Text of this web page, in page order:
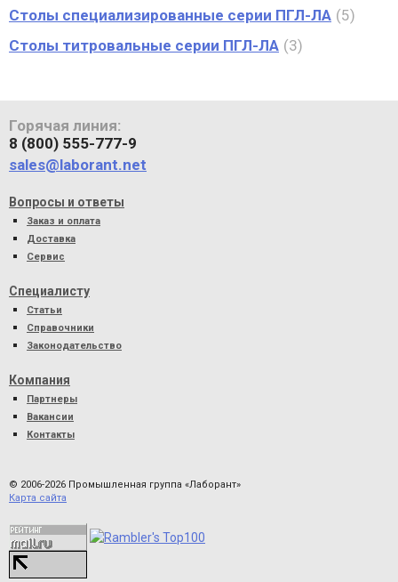
Столы специализированные серии ПГЛ-ЛА 5
Столы титровальные серии ПГЛ-ЛА 3
Горячая линия:
8 (800) 555-777-9
sales@laborant.net
Вопросы и ответы
Заказ и оплата
Доставка
Сервис
Специалисту
Статьи
Справочники
Законодательство
Компания
Партнеры
Вакансии
Контакты
© 2006-2026 Промышленная группа «Лаборант»
Карта сайта